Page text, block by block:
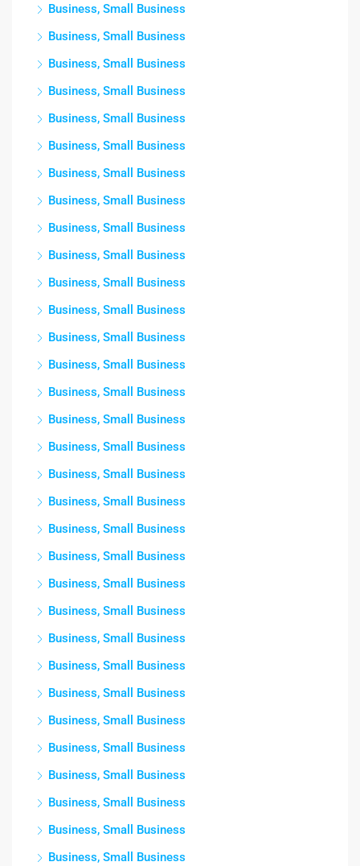
Business, Small Business
Business, Small Business
Business, Small Business
Business, Small Business
Business, Small Business
Business, Small Business
Business, Small Business
Business, Small Business
Business, Small Business
Business, Small Business
Business, Small Business
Business, Small Business
Business, Small Business
Business, Small Business
Business, Small Business
Business, Small Business
Business, Small Business
Business, Small Business
Business, Small Business
Business, Small Business
Business, Small Business
Business, Small Business
Business, Small Business
Business, Small Business
Business, Small Business
Business, Small Business
Business, Small Business
Business, Small Business
Business, Small Business
Business, Small Business
Business, Small Business
Business, Small Business